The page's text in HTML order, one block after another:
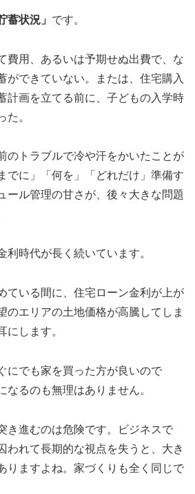
蓄状況」 です。
費用、あるいは予期せぬ出費で、な
ができていない。または、住宅購入
計画を立てる前に、子どもの入学時
た。
のトラブルで冷や汗をかいたことが
でに」「何を」「どれだけ」準備す
ール管理の甘さが、後々大きな問題
利時代が長く続いています。
ている間に、住宅ローン金利が上が
のエリアの土地価格が高騰してしま
にします。
にでも家を買った方が良いので
なるのも無理はありません。
き進むのは危険です。ビジネスで
われて長期的な視点を失うと、大き
りますよね。家づくりも全く同じで